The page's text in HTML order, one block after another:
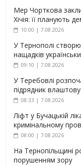
Мер Чорткова
Хічія: її планують
10:00 | 7.08.2026
У Тернополі
нащадків
09:10 | 7.08.2026
У Теребовлі
підрядник
08:33 | 7.08.2026
Ліфт у Бучацькій
кримінальному
08:00 | 7.08.2026
На Тернопільщині
порушенням зору